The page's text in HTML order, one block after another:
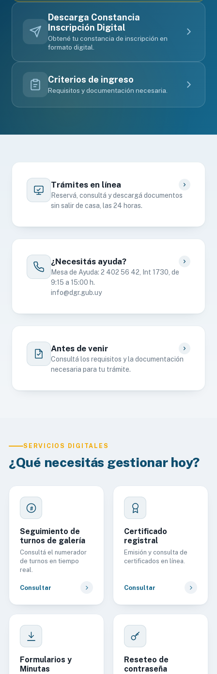
Descarga Constancia
Inscripción Digital
Obtené tu constancia de inscripción en
formato digital.
Criterios de ingreso
Requisitos y documentación necesaria.
Trámites en línea
Reservá, consultá y descargá documentos
sin salir de casa, las 24 horas.
¿Necesitás ayuda?
Mesa de Ayuda: 2 402 56 42, Int 1730, de
9:15 a 15:00 h.
info@dgr.gub.uy
Antes de venir
Consultá los requisitos y la documentación
necesaria para tu trámite.
SERVICIOS DIGITALES
¿Qué necesitás gestionar hoy?
#
Seguimiento de
turnos de galería
Consultá el numerador
de turnos en tiempo
real.
Consultar
Certificado
registral
Emisión y consulta de
certificados en línea.
Consultar
Formularios y
Minutas
Reseteo de
contraseña